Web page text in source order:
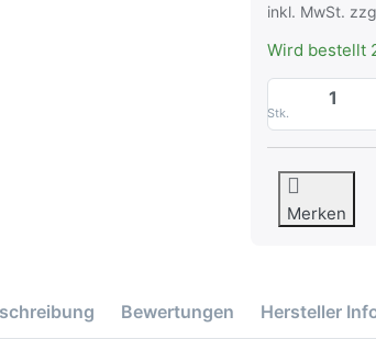
inkl. MwSt.
Wird bestellt
Stk.
Merken
Bewertungen Hersteller